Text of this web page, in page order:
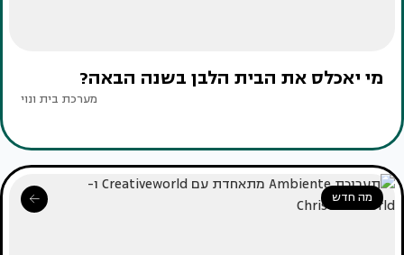
מי יאכלס את הבית הלבן בשנה הבאה?
מערכת בית ונוי
מה חדש